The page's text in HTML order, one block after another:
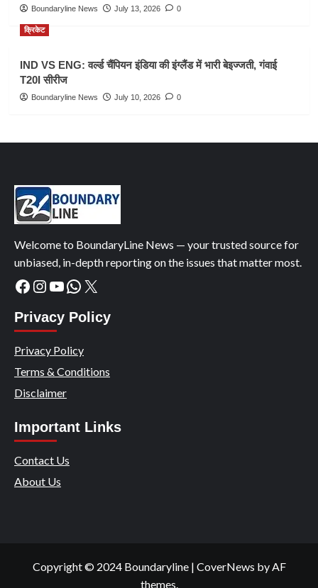
Boundaryline News July 13, 2026 0
क्रिकेट
IND VS ENG: वर्ल्ड चैंपियन इंडिया की इंग्लैंड में भारी बेइज्जती, गंवाई
T20I सीरीज
Boundaryline News July 10, 2026 0
Welcome to BoundaryLine News — your trusted source for
unbiased, in-depth reporting on the issues that matter most.
Facebook
Instagram
YouTube
WhatsApp
X
Privacy Policy
Privacy Policy
Terms & Conditions
Disclaimer
Important Links
Contact Us
About Us
Copyright © 2024 Boundaryline | CoverNews by AF
themes.